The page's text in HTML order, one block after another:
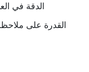
الدقة في
القدرة على